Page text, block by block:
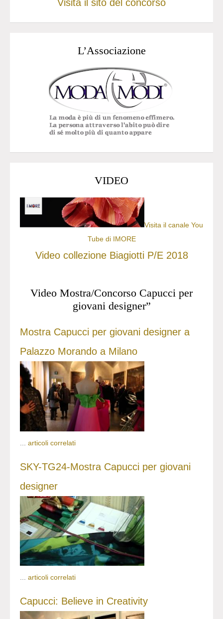
Visita il sito del concorso
L’Associazione
VIDEO
Visita il canale You
Tube di IMORE
Video collezione Biagiotti P/E 2018
Video Mostra/Concorso Capucci per
giovani designer”
Mostra Capucci per giovani designer a
Palazzo Morando a Milano
articoli correlati
SKY-TG24-Mostra Capucci per giovani
designer
... articoli correlati
Capucci: Believe in Creativity